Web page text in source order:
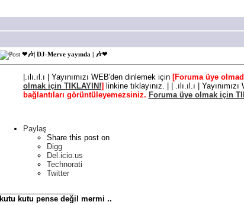
❤🎶| DJ-Merve yayında | 🎶❤
|.ılı.ıl.ı | Yayınımızı WEB'den dinlemek için [Foruma üye
olmak için TIKLAYIN!] linkine tıklayınız. | | .ılı.ıl.ı |
bağlantıları görüntüleyemezsiniz. Foruma üye olmak için
Paylaş
Share this post on
Digg
Del.icio.us
Technorati
Twitter
kutu kutu pense değil mermi ..